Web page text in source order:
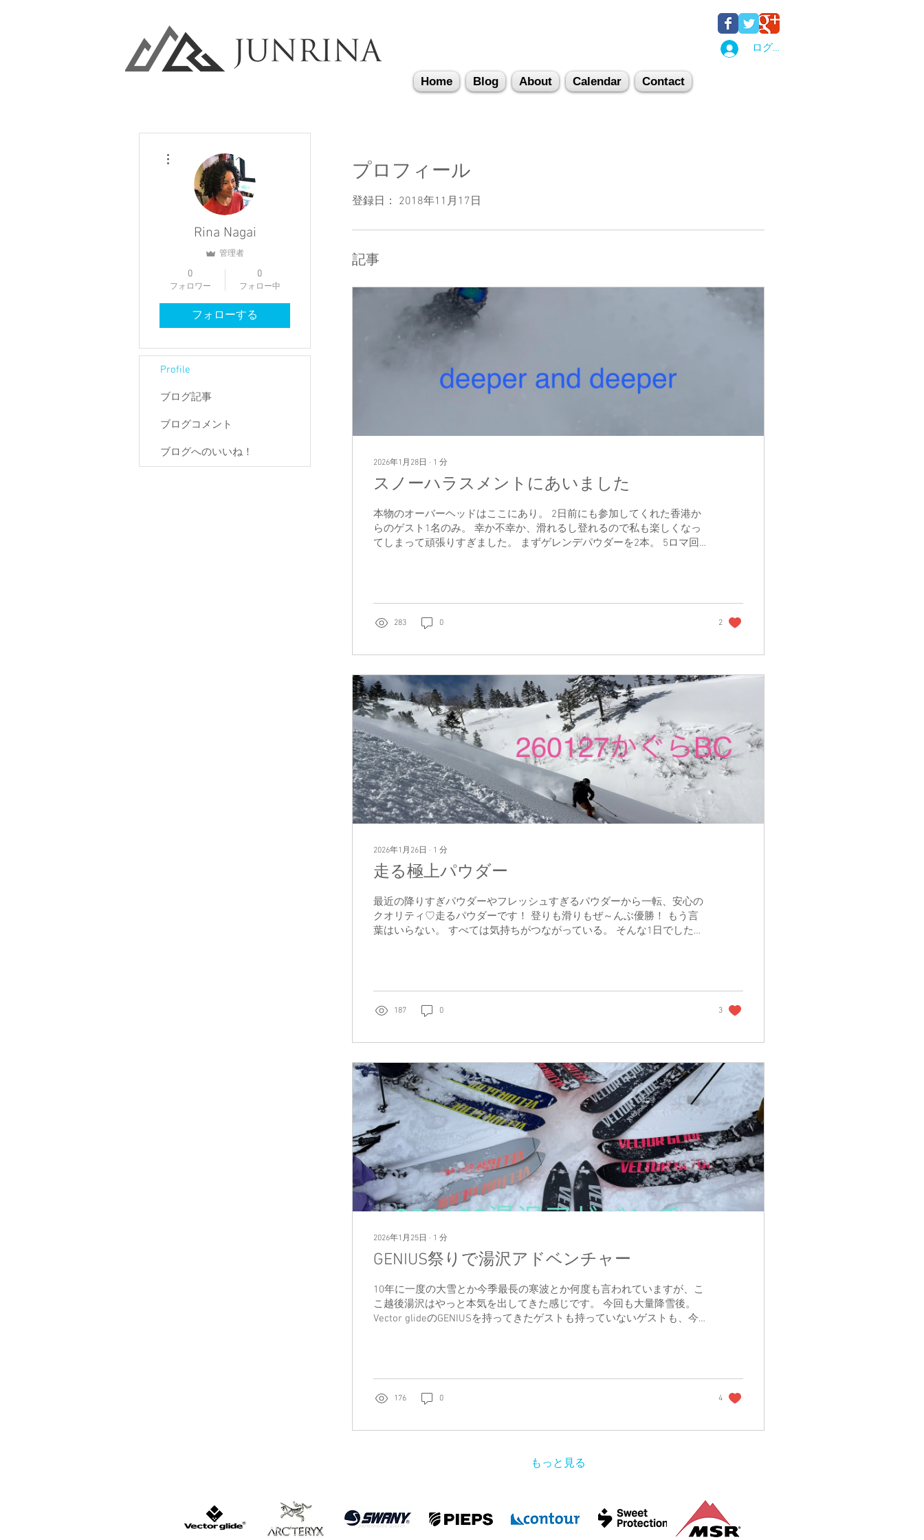
ログイン
Home Blog About Calendar Contact
プロフィール
登録日： 2018年11月17日
記事
2026年1月28日 ∙ 1 分
スノーハラスメントにあいました
本物のオーバーヘッドはここにあり。 2日前にも参加してくれた香港か
らのゲスト1名のみ。 幸か不幸か、滑れるし登れるので私も楽しくなっ
てしまって頑張りすぎました。 まずゲレンデパウダーを2本。 5ロマ回
深さは沼となる。 気温は終始マイナス10度以下。 滑れば前が見えない
し、粉でむせてくる。 これって去年もあったスノーハラスメントだ！
※スノーハラスメント＝昇天 で、そのうちラッセルは膝を超え、ついに
張らねば帰れない。 もう必死。 かぐらが本気を出したので、私も本気
です。 スノーボードが上手でありがとう。 本当に心からそう思える日
でした。 また来年も遊びに来てね！ RINA
283 0 2
2026年1月26日 ∙ 1 分
走る極上パウダー
最近の降りすぎパウダーやフレッシュすぎるパウダーから一転、安心の
クオリティ♡走るパウダーです！ 登りも滑りもぜ～んぶ優勝！ もう言
葉はいらない。 すべては気持ちがつながっている。 そんな1日でした
187 0 3
2026年1月25日 ∙ 1 分
GENIUS祭りで湯沢アドベンチャー
10年に一度の大雪とか今季最長の寒波とか何度も言われていますが、こ
こ越後湯沢はやっと本気を出してきた感じです。 今回も大量降雪後。
Vector glideのGENIUSを持ってきたゲストも持っていないゲストも、今
未知数の低標高へ。 想定内といえば想定内だし、やっぱりまだ藪は全然
埋まっていなかった。 途中スノーブリッジを渡ったり、藪と藪の間をす
り抜けたりなアドベンチャー。 こんなの1人では絶対やらないよねって
お疲れさまでした～！ RINA
176 0 4
もっと見る
Rina Nagai
管理者
0
フォロワー
0
フォロー中
フォローする
Profile
ブログ記事
ブログコメント
ブログへのいいね！